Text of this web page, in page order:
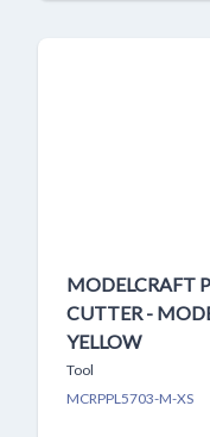
MODELCRAFT
CUTTER -
YELLOW
Tool
MCRPPL5703-M-XS